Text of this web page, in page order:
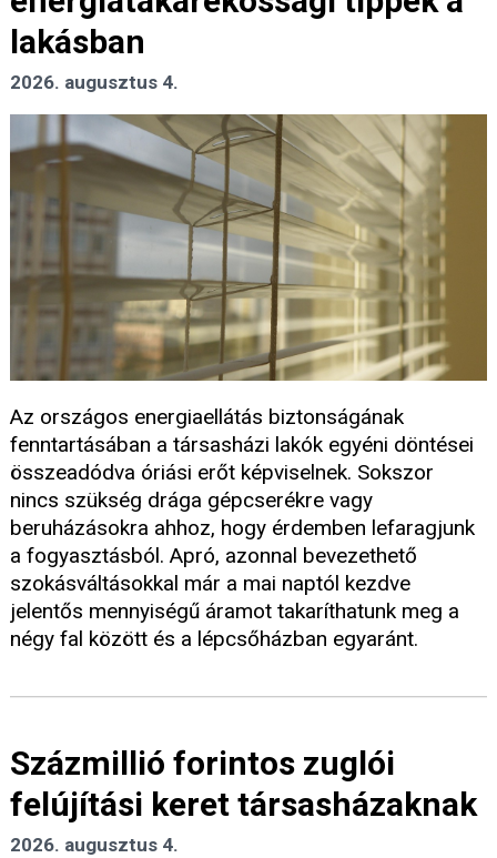
lakásban
2026. augusztus 4.
Az országos energiaellátás biztonságának
fenntartásában a társasházi lakók egyéni döntései
összeadódva óriási erőt képviselnek. Sokszor
nincs szükség drága gépcserékre vagy
beruházásokra ahhoz, hogy érdemben lefaragjunk
a fogyasztásból. Apró, azonnal bevezethető
szokásváltásokkal már a mai naptól kezdve
jelentős mennyiségű áramot takaríthatunk meg a
négy fal között és a lépcsőházban egyaránt.
Százmillió forintos zuglói
felújítási keret társasházaknak
2026. augusztus 4.